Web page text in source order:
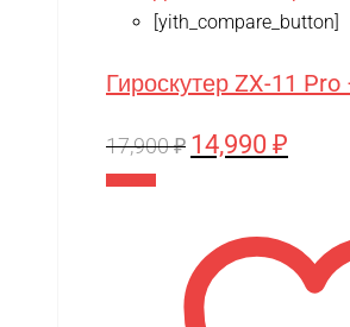
[yith_compare_button]
Гироскутер ZX-11
17,900₽ Первоначальная
17,900 ₽.
14,990 ₽